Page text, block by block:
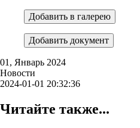
Добавить в галерею
Добавить документ
01, Январь 2024
Новости
2024-01-01 20:32:36
Читайте также...